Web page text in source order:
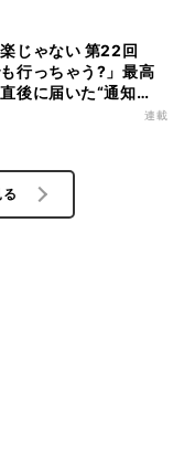
じゃない 第22回
も行っちゃう?」最高
後に届いた“通知
た
連載